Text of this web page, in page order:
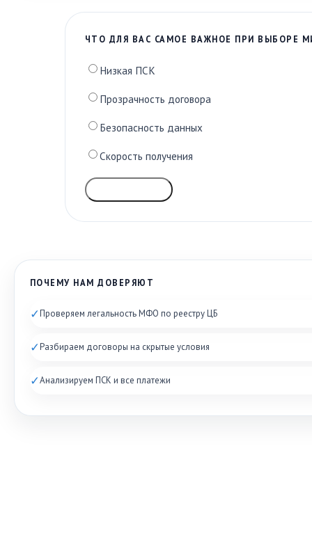
ЧТО ДЛЯ ВАС САМОЕ ВАЖНОЕ ПРИ ВЫБОРЕ
Низкая ПСК
Прозрачность договора
Безопасность данных
Скорость получения
ПОЧЕМУ НАМ ДОВЕРЯЮТ
✓Проверяем легальность МФО по реестру ЦБ
✓Разбираем договоры на скрытые условия
✓Анализируем ПСК и все платежи